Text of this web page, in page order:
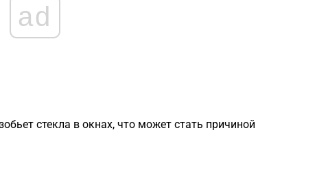
ad
стекла в окнах, что может стать причиной